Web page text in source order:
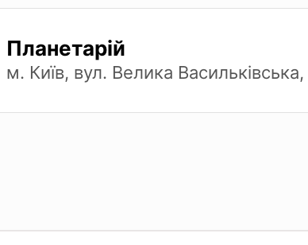
Планетарій
м. Київ, вул. Велика